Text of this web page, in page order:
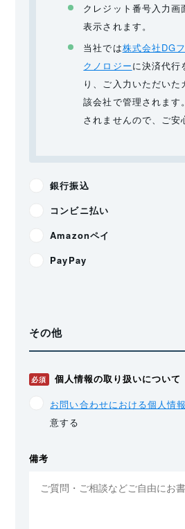
クレジット番号入力画
表示されます。
当社では株式会社DG
クノロジーに決済代行
り、ご入力いただいた
該会社で管理されます
されませんので、ご安
銀行振込
コンビニ払い
Amazonペイ
PayPay
その他
必須
個人情報の取り扱いについて
お問い合わせにおける個人情
意する
備考